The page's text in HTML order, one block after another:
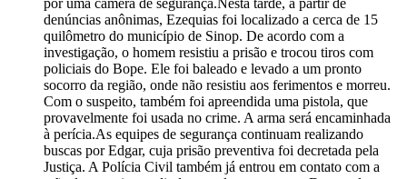
por uma câmera de segurança.Nesta tarde, a partir de
denúncias anônimas, Ezequias foi localizado a cerca de 15
quilômetro do município de Sinop. De acordo com a
investigação, o homem resistiu a prisão e trocou tiros com
policiais do Bope. Ele foi baleado e levado a um pronto
socorro da região, onde não resistiu aos ferimentos e morreu.
Com o suspeito, também foi apreendida uma pistola, que
provavelmente foi usada no crime. A arma será encaminhada
à perícia.As equipes de segurança continuam realizando
buscas por Edgar, cuja prisão preventiva foi decretada pela
Justiça. A Polícia Civil também já entrou em contato com a